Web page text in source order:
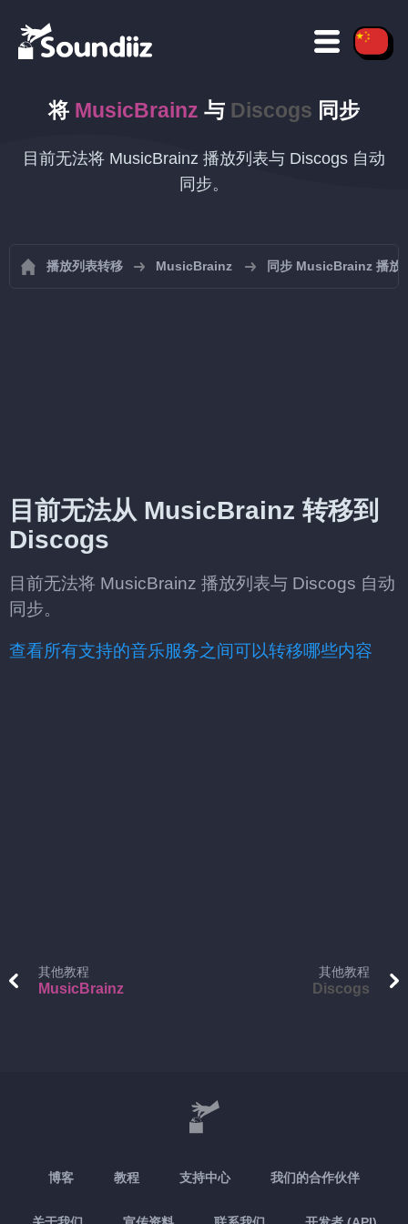
将 MusicBrainz 与 Discogs 同步
目前无法将 MusicBrainz 播放列表与 Discogs 自动
同步。
播放列表转移 MusicBrainz 同步 MusicBrainz 播放
目前无法从 MusicBrainz 转移到
Discogs
目前无法将 MusicBrainz 播放列表与 Discogs 自动
同步。
查看所有支持的音乐服务之间可以转移哪些内容
其他教程
MusicBrainz
其他教程
Discogs
博客 教程 支持中心 我们的合作伙伴